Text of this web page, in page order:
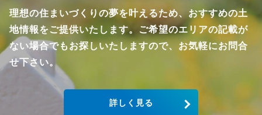
理想の住まいづくりの夢を叶えるため、おすすめの土
地情報をご提供いたします。ご希望のエリアの記載が
ない場合でもお探しいたしますので、お気軽にお問合
せ下さい。
詳しく見る